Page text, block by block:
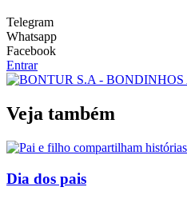
Telegram
Whatsapp
Facebook
Entrar
Veja também
Dia dos pais